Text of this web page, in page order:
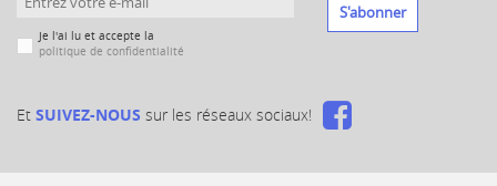
Je l'ai lu et accepte la
politique de confidentialité
S'abonner
Et SUIVEZ-NOUS sur les réseaux sociaux!